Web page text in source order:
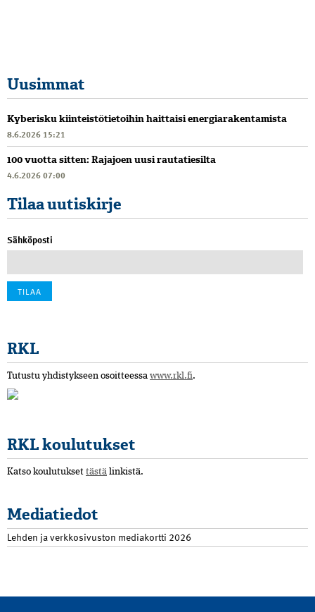
Uusimmat
Kyberisku kiinteistötietoihin haittaisi energiarakentamista
8.6.2026 15:21
100 vuotta sitten: Rajajoen uusi rautatiesilta
4.6.2026 07:00
Tilaa uutiskirje
Sähköposti
RKL
Tutustu yhdistykseen osoitteessa www.rkl.fi.
RKL koulutukset
Katso koulutukset tästä linkistä.
Mediatiedot
Lehden ja verkkosivuston mediakortti 2026